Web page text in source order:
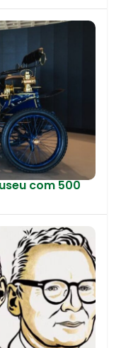
com 500